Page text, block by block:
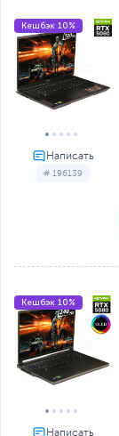
# 196139
Кешбэк 10%
Кешбэк 10%